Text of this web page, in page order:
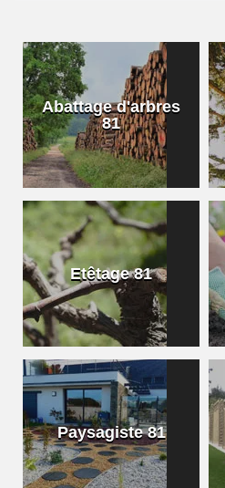
Abattage d'arbres
81
Etêtage 81
Paysagiste 81